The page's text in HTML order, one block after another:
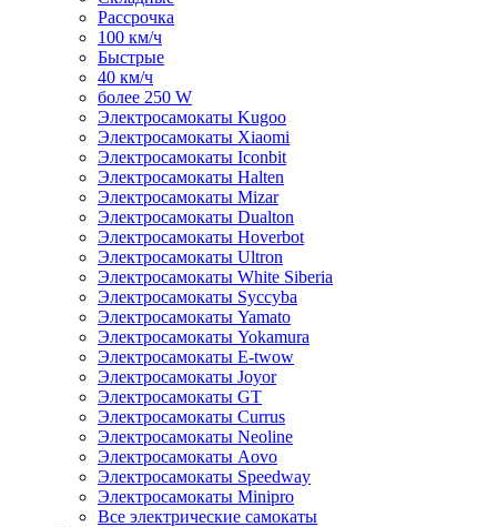
Рассрочка
100 км/ч
Быстрые
40 км/ч
более 250 W
Электросамокаты Kugoo
Электросамокаты Xiaomi
Электросамокаты Iconbit
Электросамокаты Halten
Электросамокаты Mizar
Электросамокаты Dualton
Электросамокаты Hoverbot
Электросамокаты Ultron
Электросамокаты White Siberia
Электросамокаты Syccyba
Электросамокаты Yamato
Электросамокаты Yokamura
Электросамокаты E-twow
Электросамокаты Joyor
Электросамокаты GT
Электросамокаты Currus
Электросамокаты Neoline
Электросамокаты Aovo
Электросамокаты Speedway
Электросамокаты Minipro
Все электрические самокаты